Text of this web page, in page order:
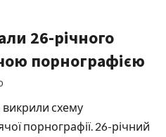
26-річного
порнографією
схему
порнографії. 26-річний